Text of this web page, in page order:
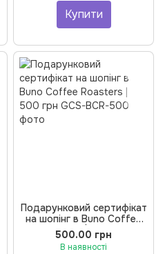
Купити
Подарунковий сертифікат
на шопінг в Buno Coffee
Roasters | 500 грн
500.00 грн
В наявності